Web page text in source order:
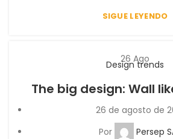
SIGUE LEYENDO
26 Ago
Design trends
The big design: Wall
26 de agosto de
Por
Persep